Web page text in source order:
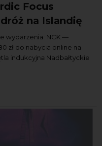
Focus
na Islandię
wydarzenia: NCK —
zł do nabycia online na
indukcyjna Nadbałtyckie
x Nordic Focus